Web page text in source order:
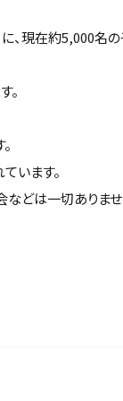
に、現在約5,000名
。
います。
などは一切ありま